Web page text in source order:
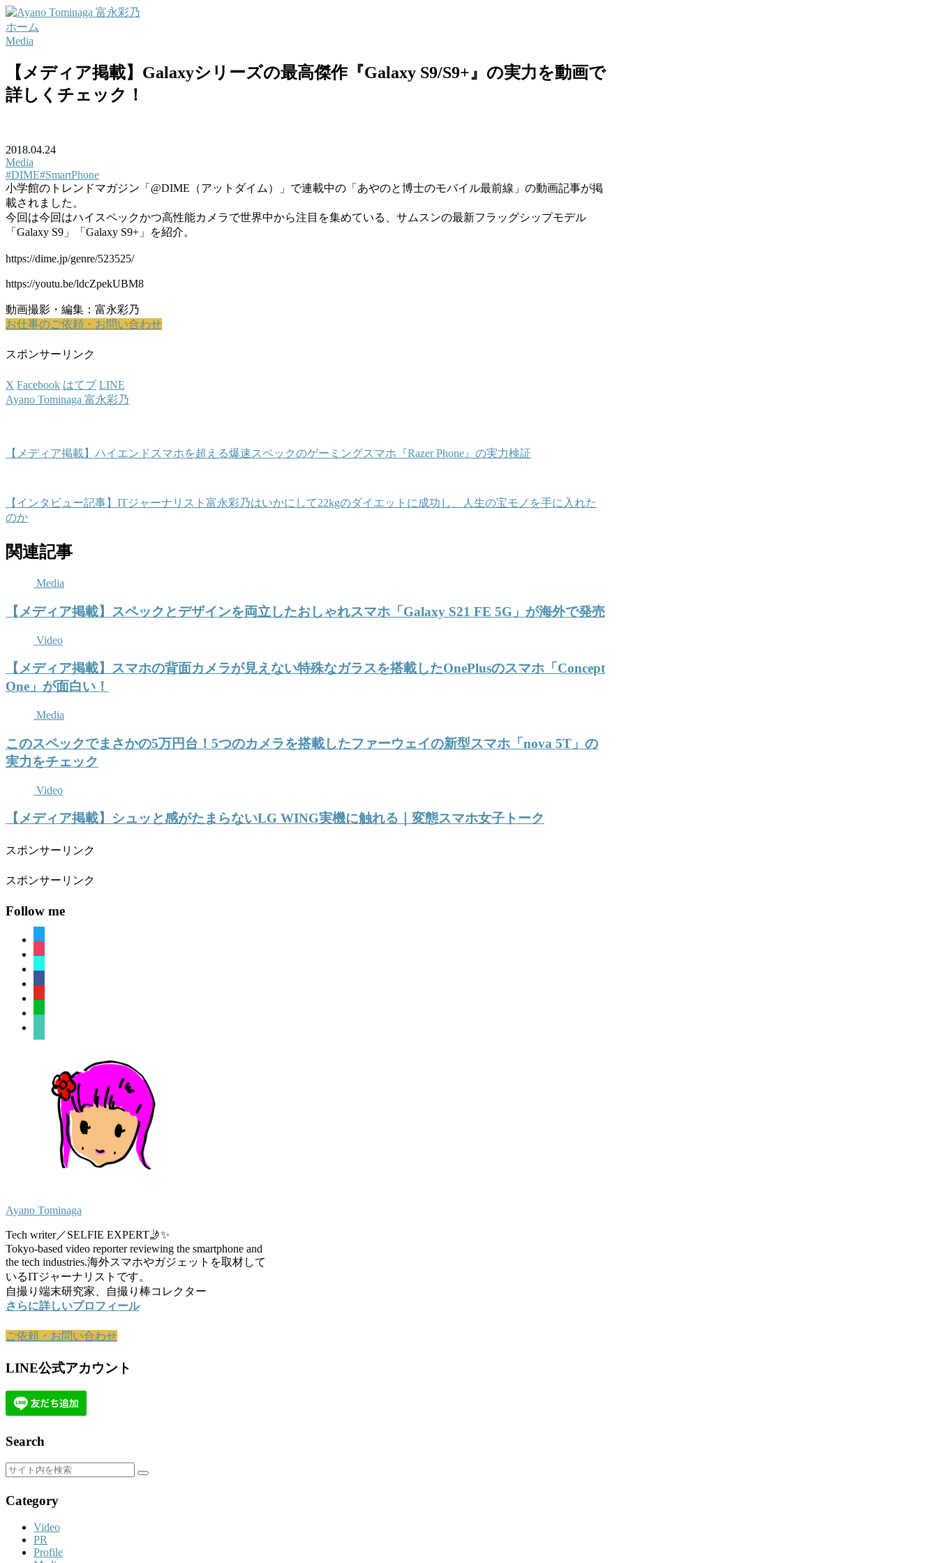
ホーム
Media
【メディア掲載】Galaxyシリーズの最高傑作『Galaxy S9/S9+』の実力を動画で
詳しくチェック！
2018.04.24
Media
#DIME#SmartPhone
小学館のトレンドマガジン「@DIME（アットダイム）」で連載中の「あやのと博士のモバイル最前線」の動画記事が掲
載されました。
今回は今回はハイスペックかつ高性能カメラで世界中から注目を集めている、サムスンの最新フラッグシップモデル
「Galaxy S9」「Galaxy S9+」を紹介。
https://dime.jp/genre/523525/
https://youtu.be/ldcZpekUBM8
動画撮影・編集：富永彩乃
お仕事のご依頼・お問い合わせ
スポンサーリンク
X Facebook はてブ LINE
Ayano Tominaga 富永彩乃
【メディア掲載】ハイエンドスマホを超える爆速スペックのゲーミングスマホ『Razer Phone』の実力検証
【インタビュー記事】ITジャーナリスト富永彩乃はいかにして22kgのダイエットに成功し、人生の宝モノを手に入れた
のか
関連記事
Media
【メディア掲載】スペックとデザインを両立したおしゃれスマホ「Galaxy S21 FE 5G」が海外で発売
Video
【メディア掲載】スマホの背面カメラが見えない特殊なガラスを搭載したOnePlusのスマホ「Concept
One」が面白い！
Media
このスペックでまさかの5万円台！5つのカメラを搭載したファーウェイの新型スマホ「nova 5T」の
実力をチェック
Video
【メディア掲載】シュッと感がたまらないLG WING実機に触れる｜変態スマホ女子トーク
スポンサーリンク
スポンサーリンク
Follow me
note-
Ayano Tominaga
Tech writer／SELFIE EXPERT🤳✨
Tokyo-based video reporter reviewing the smartphone and
the tech industries.海外スマホやガジェットを取材して
いるITジャーナリストです。
自撮り端末研究家、自撮り棒コレクター
さらに詳しいプロフィール
ご依頼・お問い合わせ
LINE公式アカウント
Search
Category
Video
PR
Profile